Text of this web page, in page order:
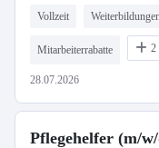
Vollzeit
Mitarbeiterrabatte 2
28.07.2026
Pflegehelfer (m/